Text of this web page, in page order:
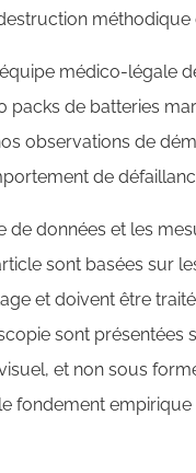
méthodique
médico-
packs de batteries
observations de
de
de données et les
sont basées sur
et doivent être
sont présentées
et non sous
fondement